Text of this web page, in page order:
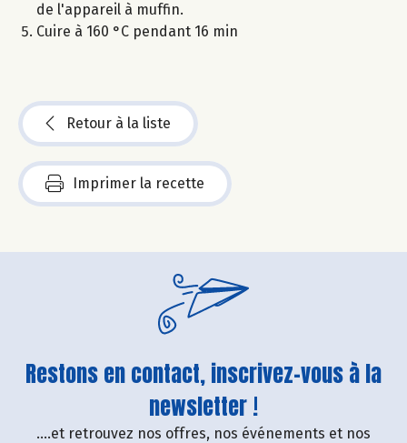
de l'appareil à muffin.
Cuire à 160 °C pendant 16 min
Retour à la liste
Imprimer la recette
Restons en contact, inscrivez-vous à la
newsletter !
....et retrouvez nos offres, nos événements et nos